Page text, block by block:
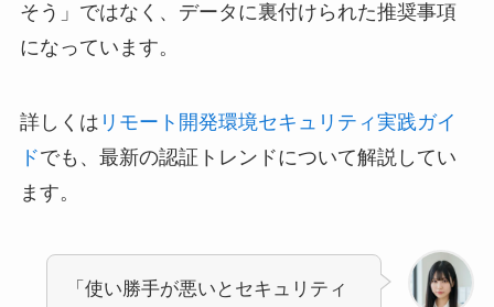
そう」ではなく、データに裏付けられた推奨事項
になっています。
詳しくは リモート開発環境セキュリティ実践ガイ
ドでも、最新の認証トレンドについて解説してい
ます。
「使い勝手が悪いとセキュリティ